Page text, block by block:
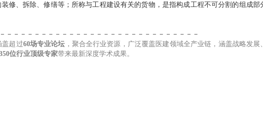
修、拆除、修缮等；所称与工程建设有关的货物，是指构成工程不可分割的组成
－－－－－－－－－－－－－－－－－－－－－－－－－－－－
盖超过60场专业论坛 ，聚合全行业资源，广泛覆盖医建领域全产业链，涵盖战略发
位行业顶级专家带来最新深度学术成果。